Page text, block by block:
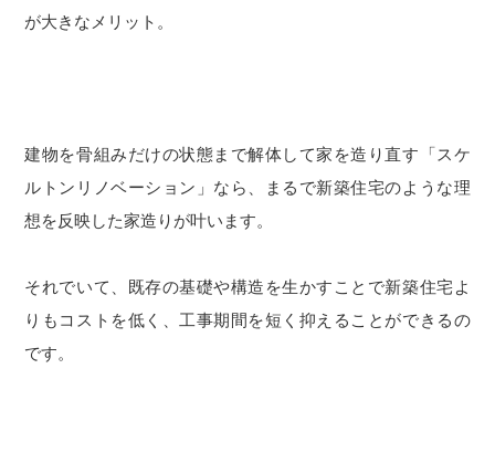
が大きなメリット。
建物を骨組みだけの状態まで解体して家を造り直す「スケ
ルトンリノベーション」なら、まるで新築住宅のような理
想を反映した家造りが叶います。
それでいて、既存の基礎や構造を生かすことで新築住宅よ
りもコストを低く、工事期間を短く抑えることができるの
です。